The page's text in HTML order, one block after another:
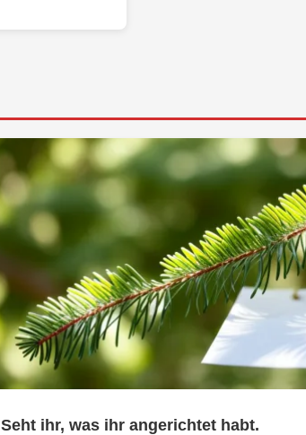
Seht ihr, was ihr angerichtet habt.